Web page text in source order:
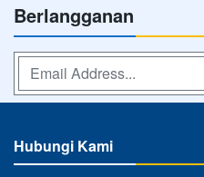
Berlangganan
Hubungi Kami